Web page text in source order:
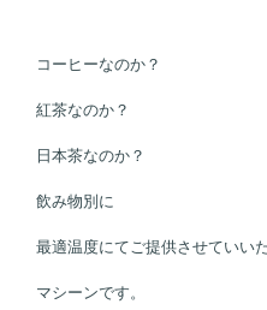
コーヒーなのか？
紅茶なのか？
日本茶なのか？
飲み物別に
最適温度にてご提供させていい
マシーンです。